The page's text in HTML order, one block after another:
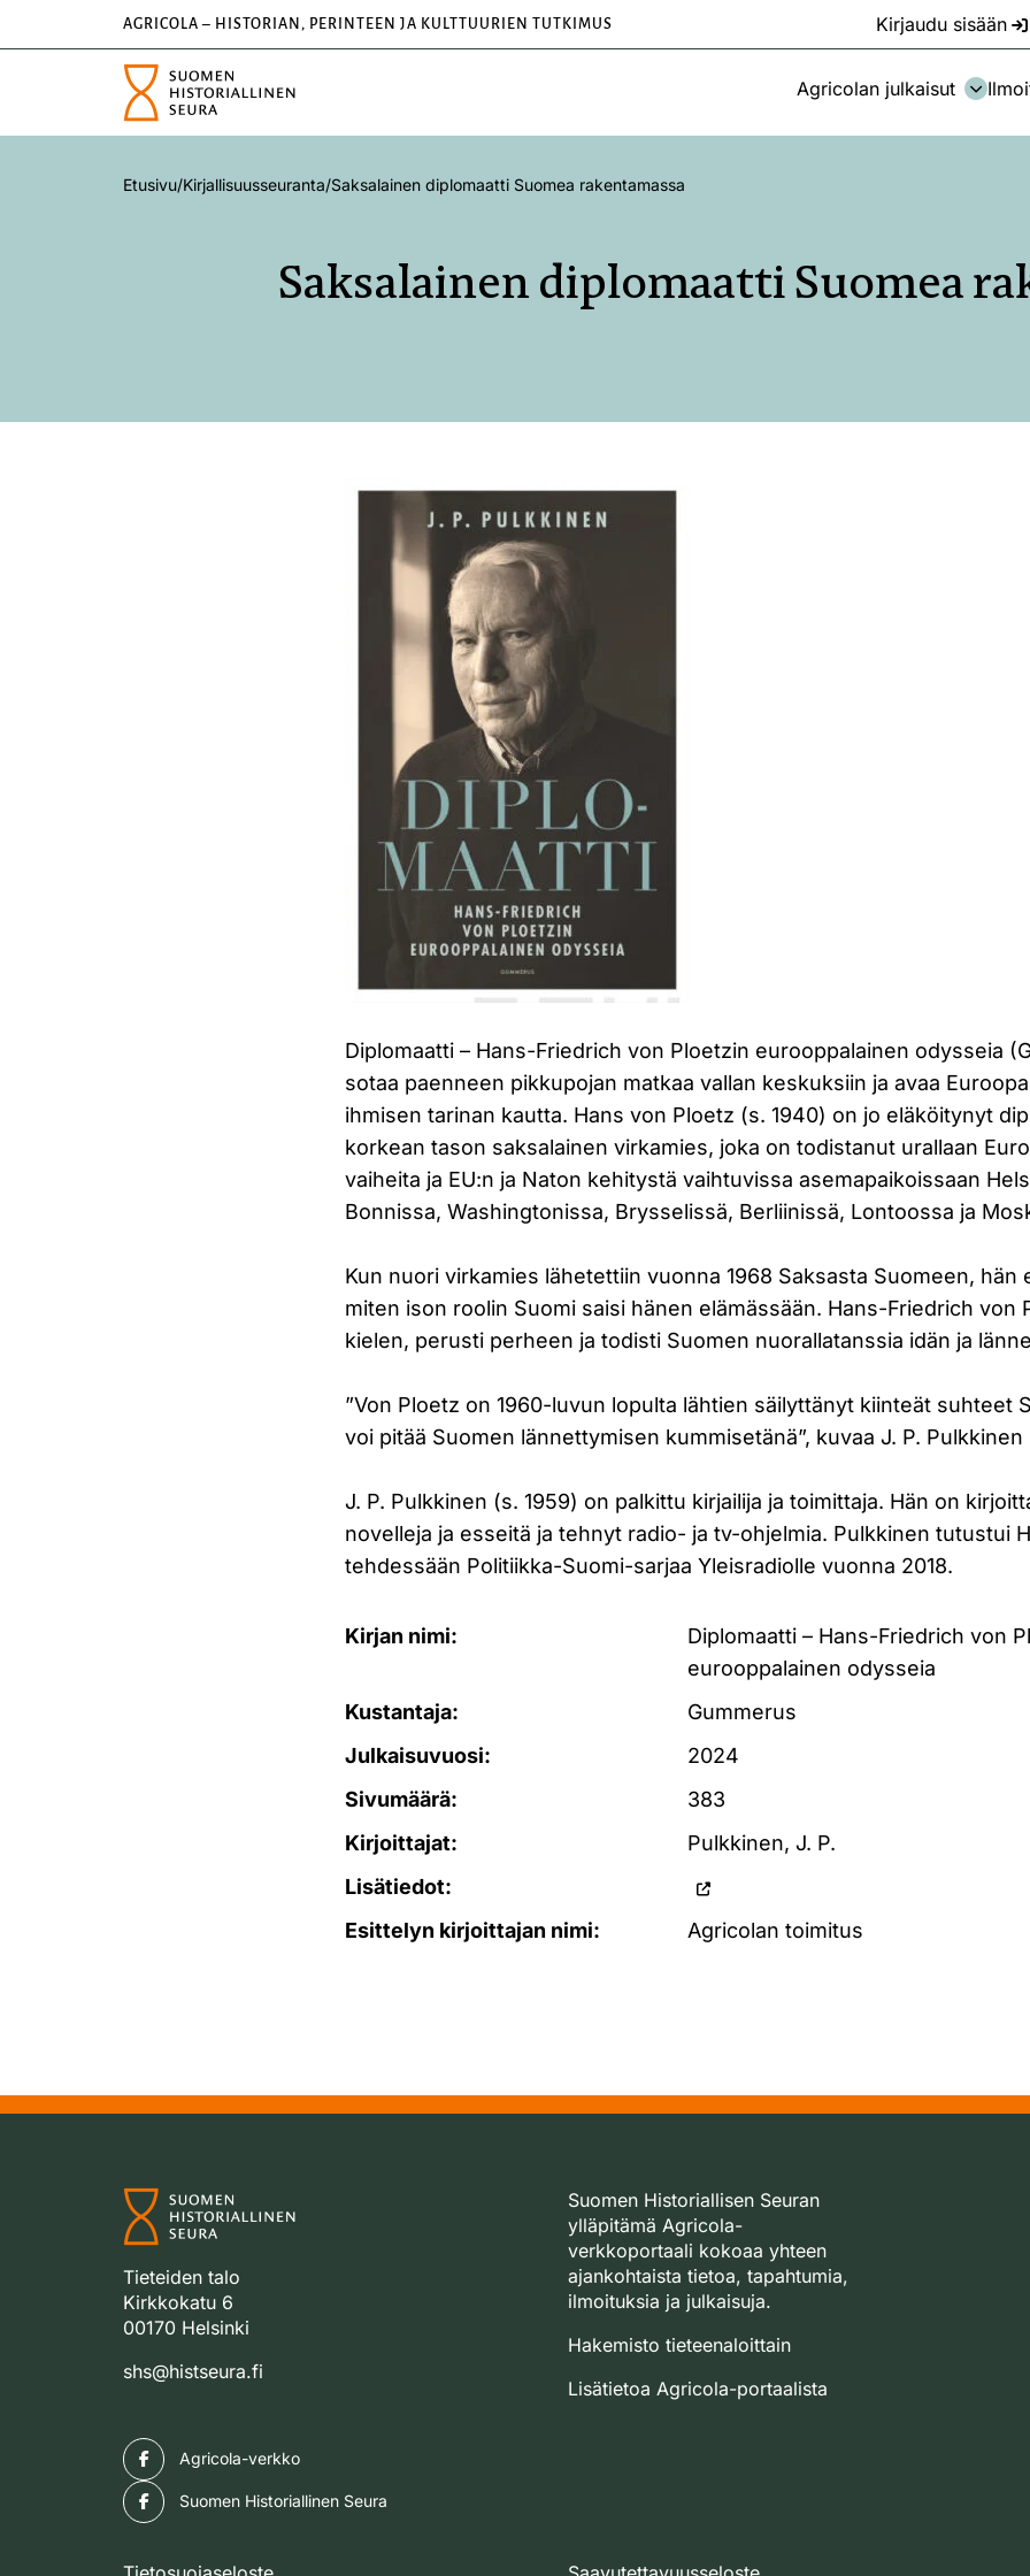
AGRICOLA – HISTORIAN, PERINTEEN JA KULTTUURIEN TUTKIMUS Kirjaudu sisään
Agricolan julkaisut
Etusivu/Kirjallisuusseuranta/Saksalainen diplomaatti Suomea rakentamassa
Saksalainen diplomaatti Suomea
Diplomaatti – Hans-Friedrich von Ploetzin eurooppalainen odysseia
sotaa paenneen pikkupojan matkaa vallan keskuksiin ja avaa
ihmisen tarinan kautta. Hans von Ploetz (s. 1940) on jo eläköitynyt
korkean tason saksalainen virkamies, joka on todistanut urallaan
vaiheita ja EU:n ja Naton kehitystä vaihtuvissa asemapaikoissaan
Bonnissa, Washingtonissa, Brysselissä, Berliinissä, Lontoossa ja
Kun nuori virkamies lähetettiin vuonna 1968 Saksasta Suomeen, hän
miten ison roolin Suomi saisi hänen elämässään. Hans-Friedrich von
kielen, perusti perheen ja todisti Suomen nuorallatanssia idän ja
”Von Ploetz on 1960-luvun lopulta lähtien säilyttänyt kiinteät suhteet
voi pitää Suomen lännettymisen kummisetänä”, kuvaa J. P.
J. P. Pulkkinen (s. 1959) on palkittu kirjailija ja toimittaja. Hän on
novelleja ja esseitä ja tehnyt radio- ja tv-ohjelmia. Pulkkinen tutustui
tehdessään Politiikka-Suomi-sarjaa Yleisradiolle vuonna 2018.
Kirjan nimi:
Diplomaatti – Hans-Friedrich von
eurooppalainen odysseia
Kustantaja:
Gummerus
Julkaisuvuosi:
2024
Sivumäärä:
383
Kirjoittajat:
Pulkkinen, J. P.
Lisätiedot:
Esittelyn kirjoittajan nimi:
Agricolan toimitus
Tieteiden talo
Kirkkokatu 6
00170 Helsinki
shs@histseura.fi
Suomen Historiallisen Seuran
ylläpitämä Agricola-
verkkoportaali kokoaa yhteen
ajankohtaista tietoa, tapahtumia,
ilmoituksia ja julkaisuja.
Hakemisto tieteenaloittain
Lisätietoa Agricola-portaalista
Agricola-verkko
Suomen Historiallinen Seura